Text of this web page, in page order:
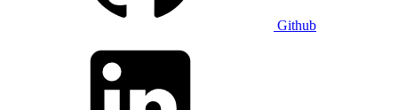
Github